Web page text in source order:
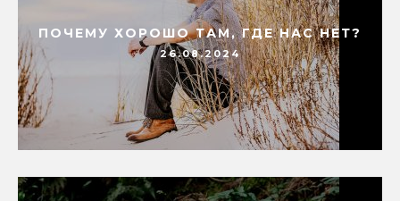
ПОЧЕМУ ХОРОШО ТАМ, ГДЕ НАС НЕТ?
26.08.2024